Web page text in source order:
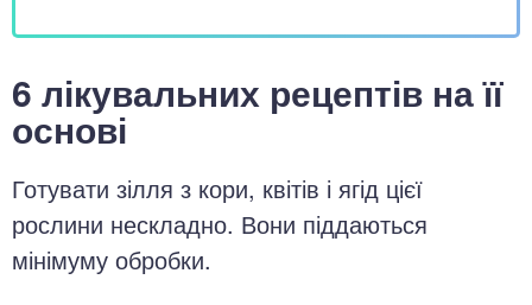
6 лікувальних рецептів на її
основі
Готувати зілля з кори, квітів і ягід цієї
рослини нескладно. Вони піддаються
мінімуму обробки.